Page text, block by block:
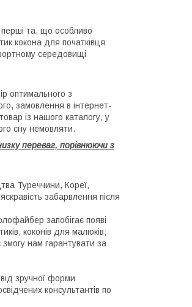
та, що особливо
кокона для початківця
середовищі
оптимального з
замовлення в інтернет-
із нашого каталогу, у
сну немовляти.
переваг, порівнюючи з
Туреччини, Кореї,
забарвлення після
запобігає появі
коконів для малюків;
нам гарантувати за
зручної форми
консультантів по